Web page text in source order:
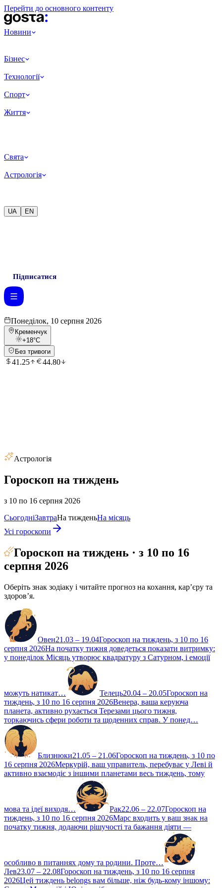
Перейти до основного контенту
Новини
Бізнес
Технології
Спорт
Життя
Свята
Астрологія
UA EN
Підписатися
Понеділок, 10 серпня 2026
Кременчук
+18°C
Без тривоги
41.25 44.80
Астрологія
Гороскоп на тиждень
з 10 по 16 серпня 2026
СьогодніЗавтраНа тижденьНа місяць
Усі гороскопи
Гороскоп на тиждень · з 10 по 16
серпня 2026
Оберіть знак зодіаку і читайте прогноз на кохання, карʼєру та
здоровʼя.
Овен21.03 – 19.04Гороскоп на тиждень, з 10 по 16
серпня 2026На початку тижня доведеться показати витримку:
у понеділок Місяць утворює квадратуру з Сатурном, і емоції
можуть натикат… Телець20.04 – 20.05Гороскоп на
тиждень, з 10 по 16 серпня 2026Венера, ваша керуюча
планета, активно рухається Терезами цього тижня,
торкаючись сфери роботи та щоденних справ. У понед…
Близнюки21.05 – 21.06Гороскоп на тиждень, з 10 по
16 серпня 2026Меркурій, ваш управитель, перебуває у Леві й
активно взаємодіє з іншими планетами весь тиждень, тому
мова та ідеї виходя… Рак22.06 – 22.07Гороскоп на
тиждень, з 10 по 16 серпня 2026Марс входить у ваш знак на
початку тижня, додаючи рішучості та бажання діяти —
особливо в питаннях дому та родини. Проте…
Лев23.07 – 22.08Гороскоп на тиждень, з 10 по 16 серпня
2026Цей тиждень belongs вам більше, ніж будь-кому іншому: